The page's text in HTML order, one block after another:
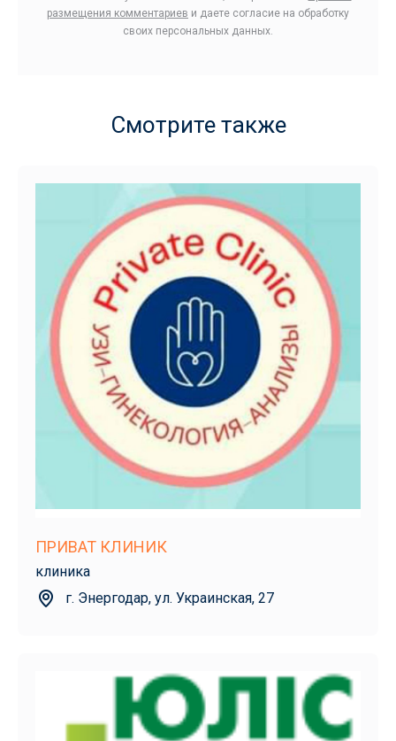
размещения комментариев и даете согласие на обработку
своих персональных данных.
Смотрите также
ПРИВАТ КЛИНИК
клиника
г. Энергодар, ул. Украинская, 27